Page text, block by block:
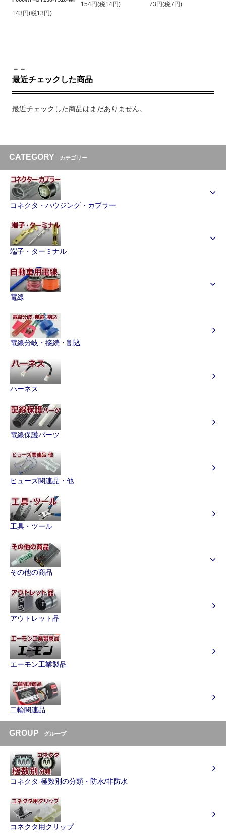
143円(税13円)
154円(税14円) 73円(税7円)
＝＝
最近チェックした商品
最近チェックした商品はまだありません。
CATEGORY カテゴリー
コネクタ・ハウジング・カプラー
端子・ターミナル
電線
電線分岐・接続・割込
ハーネス
電線保護パーツ
ヒューズ関連品・他
工具・ツール
その他の商品
アウトレット品
エーモン工業製品
二輪関連品
GROUP グループ
コネクタ-極数別の分類・防水/非防水
コネクタ用クリップ